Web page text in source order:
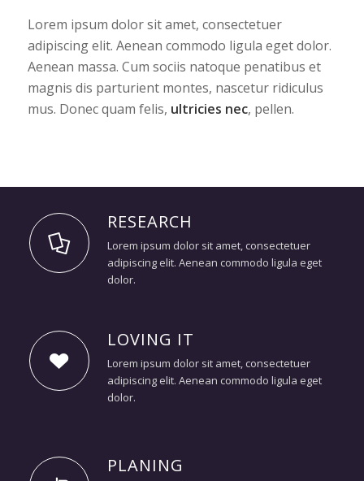
Lorem ipsum dolor sit amet, consectetuer
adipiscing elit. Aenean commodo ligula eget dolor.
Aenean massa. Cum sociis natoque penatibus et
magnis dis parturient montes, nascetur ridiculus
mus. Donec quam felis, ultricies nec, pellen.
RESEARCH
Lorem ipsum dolor sit amet, consectetuer
adipiscing elit. Aenean commodo ligula eget
dolor.
LOVING IT
Lorem ipsum dolor sit amet, consectetuer
adipiscing elit. Aenean commodo ligula eget
dolor.
PLANING